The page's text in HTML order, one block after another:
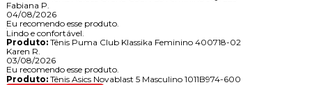
Fabiana P.
04/08/2026
Eu recomendo esse produto.
Lindo e confortável.
Produto:Tênis Puma Club Klassika Feminino 400718-02
Karen R.
03/08/2026
Eu recomendo esse produto.
Produto:Tênis Asics Novablast 5 Masculino 1011B974-600